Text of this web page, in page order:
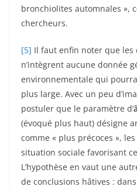
bronchiolites automnales »,
chercheurs.
[5] Il faut enfin noter que les
n’intègrent aucune donnée
environnementale qui
plus large. Avec un peu
postuler que le paramètre d’
(évoqué plus haut) désigne
comme « plus précoces »,
situation sociale favorisant
L’hypothèse en vaut une
de conclusions hâtives :